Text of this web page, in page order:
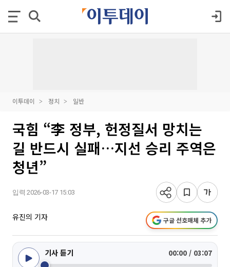
이투데이 정치 일반
국힘 “李 정부, 헌정질서 망치는
길 반드시 실패…지선 승리 주역은
청년”
입력 2026-03-17 15:03
유진의 기자 구글 선호매체 추가
기사 듣기 00:00 / 03:07